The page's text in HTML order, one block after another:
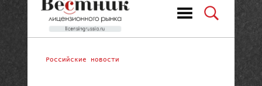
Российские новости